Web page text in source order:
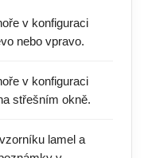
v konfiguraci
nebo vpravo.
v konfiguraci
střešním okně.
lamel a